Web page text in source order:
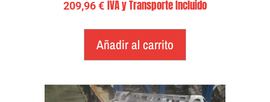
209,96€ IVA y Transporte Incluido
Añadir al carrito